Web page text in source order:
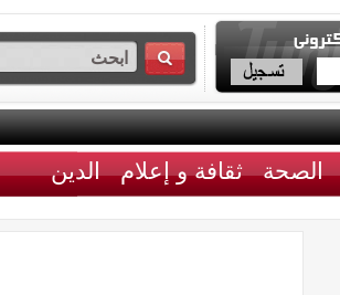
الصحة ثقافة و إعلام الدين